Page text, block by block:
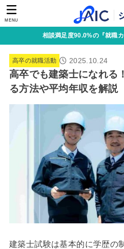
MENU
相談満足度90.0%の『就職
高卒の就職活動 2025.10.24
高卒でも建築士になれる
る方法や平均年収を解説
建築士試験は基本的に学歴の